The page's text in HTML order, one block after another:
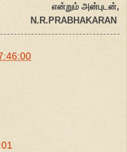
என்றும் அன்புடன்,
N.R.PRABHAKARAN